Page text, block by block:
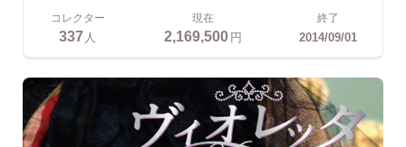
コレクター
337 人
現在
2,169,500円
終了
2014/09/01